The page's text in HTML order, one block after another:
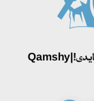
جەڭىمپازى
قامشى - ۇل بولساڭ قولىڭدا، قۇل بولساڭ توبەڭدە وينايدى!|Qamshy